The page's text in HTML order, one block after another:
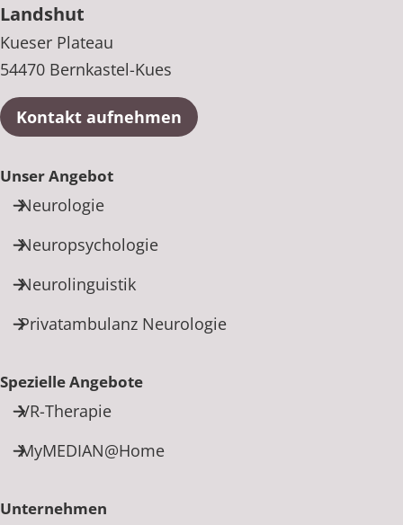
Landshut
Kueser Plateau
54470 Bernkastel-Kues
Kontakt aufnehmen
Unser Angebot
Neurologie
Neuropsychologie
Neurolinguistik
Privatambulanz Neurologie
Spezielle Angebote
VR-Therapie
MyMEDIAN@Home
Unternehmen